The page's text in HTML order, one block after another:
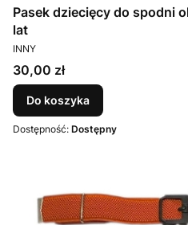
Pasek dziecięcy do spodni
lat
PRODUCENT
INNY
Cena
30,00 zł
Do koszyka
Dostępność: Dostępny